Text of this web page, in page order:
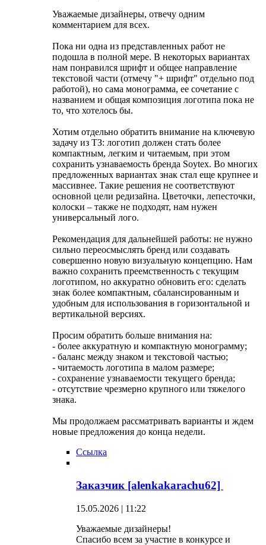
Уважаемые дизайнеры, отвечу одним
комментарием для всех.
Пока ни одна из представленных работ не
подошла в полной мере. В некоторых вариантах
нам понравился шрифт и общее направление
текстовой части (отмечу "+ шрифт" отдельно под
работой), но сама монограмма, ее сочетание с
названием и общая композиция логотипа пока не
то, что хотелось бы.
Хотим отдельно обратить внимание на ключевую
задачу из ТЗ: логотип должен стать более
компактным, легким и читаемым, при этом
сохранить узнаваемость бренда Soytex. Во многих
предложенных вариантах знак стал еще крупнее и
массивнее. Такие решения не соответствуют
основной цели редизайна. Цветочки, лепесточки,
колоски – также не подходят, нам нужен
универсальный лого.
Рекомендация для дальнейшей работы: не нужно
сильно переосмыслять бренд или создавать
совершенно новую визуальную концепцию. Нам
важно сохранить преемственность с текущим
логотипом, но аккуратно обновить его: сделать
знак более компактным, сбалансированным и
удобным для использования в горизонтальной и
вертикальной версиях.
Просим обратить больше внимания на:
- более аккуратную и компактную монограмму;
- баланс между знаком и текстовой частью;
- читаемость логотипа в малом размере;
- сохранение узнаваемости текущего бренда;
- отсутствие чрезмерно крупного или тяжелого
знака.
Мы продолжаем рассматривать варианты и ждем
новые предложения до конца недели.
Ссылка
Заказчик [alenkakarachu62]
15.05.2026 | 11:22
Уважаемые дизайнеры!
Спасибо всем за участие в конкурсе и